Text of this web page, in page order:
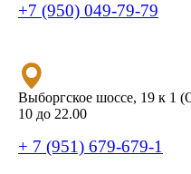
+7 (950) 049-79-79
Выборгское шоссе, 19 к 1
10 до 22.00
+ 7 (951) 679-679-1